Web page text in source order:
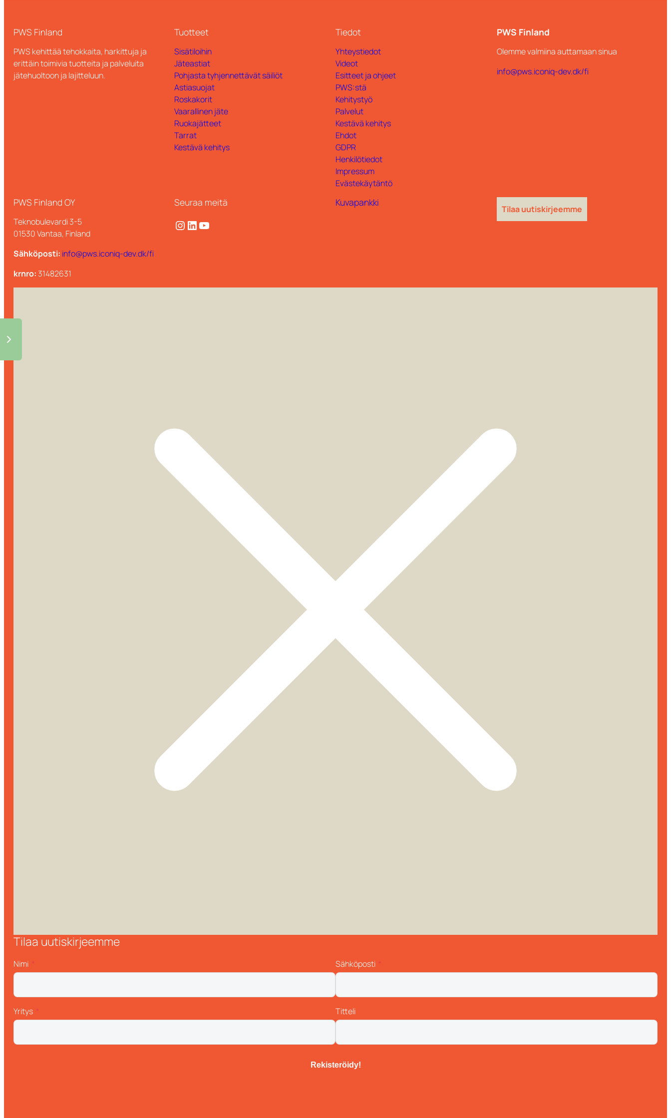
PWS Finland
PWS kehittää tehokkaita, harkittuja ja
erittäin toimivia tuotteita ja palveluita
jätehuoltoon ja lajitteluun.
Tuotteet
Sisätiloihin
Jäteastiat
Pohjasta tyhjennettävät säiliöt
Astiasuojat
Roskakorit
Vaarallinen jäte
Ruokajätteet
Tarrat
Kestävä kehitys
Tiedot
Yhteystiedot
Videot
Esitteet ja ohjeet
PWS:stä
Kehitystyö
Palvelut
Kestävä kehitys
Ehdot
GDPR
Henkilötiedot
Impressum
Evästekäytäntö
PWS Finland
Olemme valmiina auttamaan sinua
info@pws.iconiq-dev.dk/fi
PWS Finland OY
Teknobulevardi 3-5
01530 Vantaa, Finland
Sähköposti: info@pws.iconiq-dev.dk/fi
krnro: 31482631
Seuraa meitä
Instagram LinkedIn YouTube
Kuvapankki
Tilaa uutiskirjeemme
Tilaa uutiskirjeemme
Nimi Sähköposti
Yritys Titteli
Rekisteröidy!